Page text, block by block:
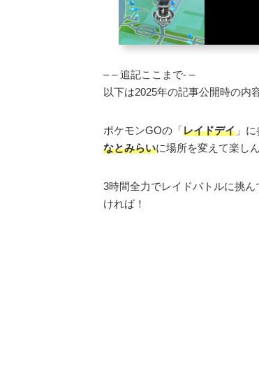
– – 追記ここまで- –
以下は2025年の記事公開時の内
ポケモンGOの「レイドデイ 」
なとみらいに場所を変えて楽し
3時間全力でレイドバトルに挑
ければ！